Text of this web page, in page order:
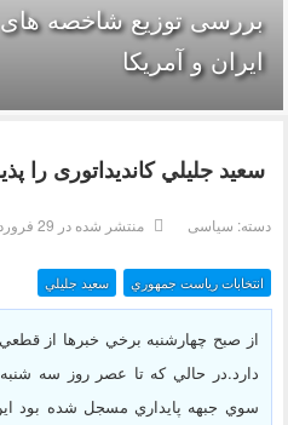
بررسی توزیع شاخصه
ایران و آمریکا
سعيد جليلي کاندیداتوری را
دسته: سیاسی منتشر شده در 29 فروردين 1392
انتخابات رياست جمهوري سعيد جليلي
از صبح چهارشنبه برخي خبرها از
دارد.در حالي که تا عصر روز سه شنبه
سوي جبهه پايداري مسجل شده بود